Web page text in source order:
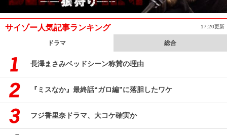
サイゾー人気記事ランキング 17:20更新
ドラマ 総合
長澤まさみベッドシーン称賛の理由
『ミスなか』最終話“ガロ編”に落胆したワケ
フジ香里奈ドラマ、大コケ確実か